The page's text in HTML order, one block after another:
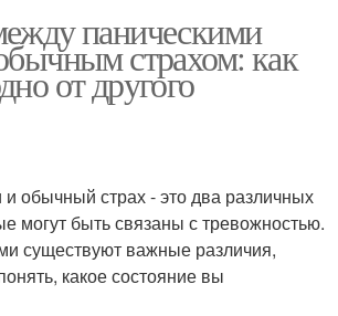
паническими
страхом: как
от другого
и обычный страх - это два различных
могут быть связаны с тревожностью.
существуют важные различия,
какое состояние вы